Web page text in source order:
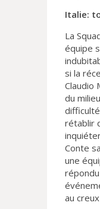
Italie:
La
équipe
si la
Claudio
du
rétablir
Conte
une
au